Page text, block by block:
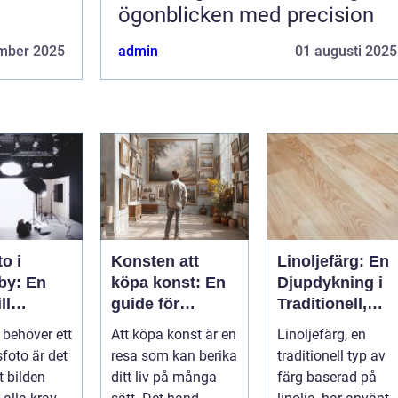
2025
ögonblicken med precision
admin 01 augusti 2025
i
En
bilder
ett
är det
bilden
Konsten att
köpa konst: En
guide för
nyfikna köpare
Att köpa konst är en
resa som kan berika
ditt liv på många
Linoljefärg: En
Djupdykning i
Traditionell,
Naturlig och
Hållbar
Målarfärg
Linoljefärg, en
traditionell typ av
färg baserad på